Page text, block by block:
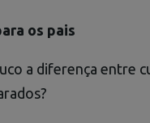
os pais
a diferença entre